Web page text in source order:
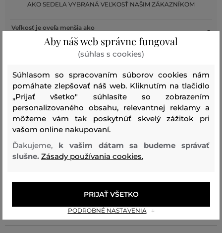
AKO SEDELA VYBRANÁ VEĽKOSŤ NAŠIM ZÁKAZNÍKOM
Veľkosť je oveľa menšia ako
0
Veľkosť je o niečo menšia ako
Veľkosť zodpovedá veľkosti,
ktorú nosím
19
Veľkosť je o niečo väčšia ako
nosím
1
Veľkosť je oveľa väčšia ako
nosím
ktorú nosím
Aby náš web správne fungoval
(súhlas s cookies)
Súhlasom so spracovaním súborov cookies nám
pomáhate zlepšovať náš web. Kliknutím na tlačidlo
„Prijať všetko" súhlasíte so zobrazením
personalizovaného obsahu, relevantnej reklamy a
môžeme vám tak poskytnúť skvelý zážitok pri
vašom online nakupovaní.
Ďakujeme, k vašim dátam sa budeme správať
slušne. Zásady používania cookies.
PODROBNÉ NASTAVENIA
PRIJAŤ VŠETKO